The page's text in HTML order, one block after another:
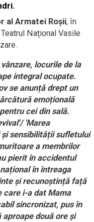
al Armatei Roșii, în
Național Vasile
locurile de la
integral ocupate.
se anunță drept un
emoțională
cei din sală.
'Marea
și sensibilității sufletului
a membrilor
pierit în accidentul
în întreaga
și recunoștință față
care i-a dat Mama
sincronizat, pus în
două ore și